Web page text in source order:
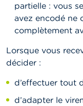
partielle : vous
avez encodé ne
complètement
Lorsque vous
décider :
d’effectuer tout
d’adapter le